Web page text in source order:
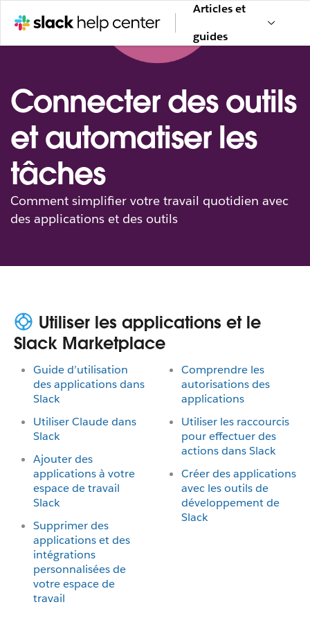
Articles et
guides
Connecter des outils
et automatiser les
tâches
Comment simplifier votre travail quotidien avec
des applications et des outils
Utiliser les applications et le
Slack Marketplace
Guide d’utilisation
des applications dans
Slack
Utiliser Claude dans
Slack
Ajouter des
applications à votre
espace de travail
Slack
Supprimer des
applications et des
intégrations
personnalisées de
votre espace de
travail
Comprendre les
autorisations des
applications
Utiliser les raccourcis
pour effectuer des
actions dans Slack
Créer des applications
avec les outils de
développement de
Slack